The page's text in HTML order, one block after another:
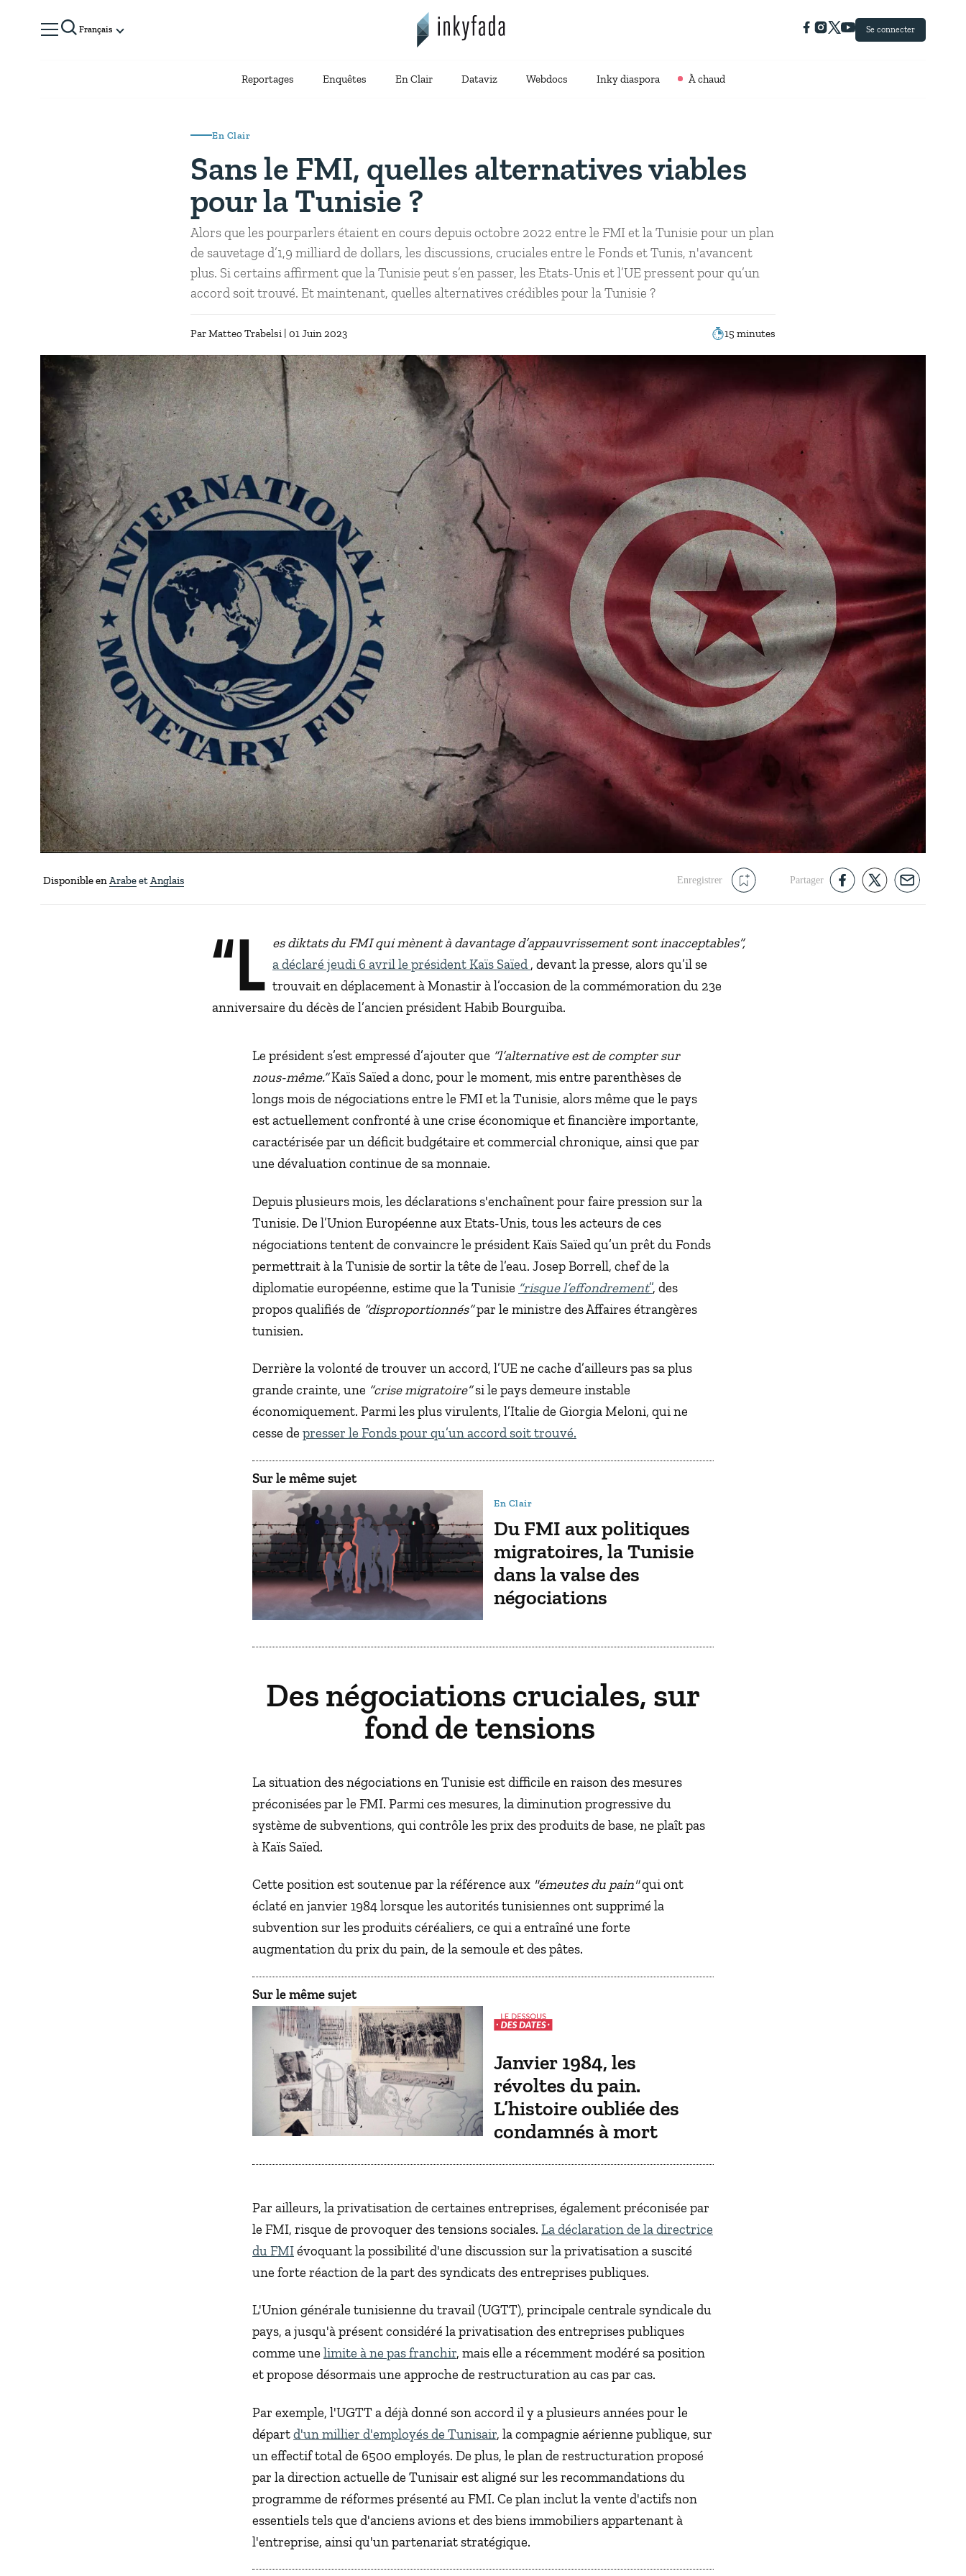
Français Se connecter
Reportages Enquêtes En Clair Dataviz Webdocs Inky diaspora À chaud
En Clair
Sans le FMI, quelles alternatives viables
pour la Tunisie ?
Alors que les pourparlers étaient en cours depuis octobre 2022 entre le FMI et la Tunisie pour un plan
de sauvetage d’1,9 milliard de dollars, les discussions, cruciales entre le Fonds et Tunis, n'avancent
plus. Si certains affirment que la Tunisie peut s’en passer, les Etats-Unis et l’UE pressent pour qu’un
accord soit trouvé. Et maintenant, quelles alternatives crédibles pour la Tunisie ?
ParMatteo Trabelsi | 01 Juin 2023 15 minutes
Disponible en Arabe Anglais Enregistrer Partager
“L es diktats du FMI qui mènent à davantage d’appauvrissement sont inacceptables”,
a déclaré jeudi 6 avril le président Kaïs Saïed , devant la presse, alors qu’il se
trouvait en déplacement à Monastir à l’occasion de la commémoration du 23e
anniversaire du décès de l’ancien président Habib Bourguiba.
Le président s’est empressé d’ajouter que “l’alternative est de compter sur
nous-même.”Kaïs Saïed a donc, pour le moment, mis entre parenthèses de
longs mois de négociations entre le FMI et la Tunisie, alors même que le pays
est actuellement confronté à une crise économique et financière importante,
caractérisée par un déficit budgétaire et commercial chronique, ainsi que par
une dévaluation continue de sa monnaie.
Depuis plusieurs mois, les déclarations s'enchaînent pour faire pression sur la
Tunisie. De l’Union Européenne aux Etats-Unis, tous les acteurs de ces
négociations tentent de convaincre le président Kaïs Saïed qu’un prêt du Fonds
permettrait à la Tunisie de sortir la tête de l’eau. Josep Borrell, chef de la
diplomatie européenne, estime que la Tunisie “risque l’effondrement”, des
propos qualifiés de “disproportionnés”par le ministre des Affaires étrangères
tunisien.
Derrière la volonté de trouver un accord, l’UE ne cache d’ailleurs pas sa plus
grande crainte, une “crise migratoire”si le pays demeure instable
économiquement. Parmi les plus virulents, l’Italie de Giorgia Meloni, qui ne
cesse de presser le Fonds pour qu’un accord soit trouvé.
Sur le même sujet
En Clair
Du FMI aux politiques
migratoires, la Tunisie
dans la valse des
négociations
Des négociations cruciales, sur
fond de tensions
La situation des négociations en Tunisie est difficile en raison des mesures
préconisées par le FMI. Parmi ces mesures, la diminution progressive du
système de subventions, qui contrôle les prix des produits de base, ne plaît pas
à Kaïs Saïed.
Cette position est soutenue par la référence aux "émeutes du pain"qui ont
éclaté en janvier 1984 lorsque les autorités tunisiennes ont supprimé la
subvention sur les produits céréaliers, ce qui a entraîné une forte
augmentation du prix du pain, de la semoule et des pâtes.
Sur le même sujet
Janvier 1984, les
révoltes du pain.
L’histoire oubliée des
condamnés à mort
Par ailleurs, la privatisation de certaines entreprises, également préconisée par
le FMI, risque de provoquer des tensions sociales. La déclaration de la directrice
du FMIévoquant la possibilité d'une discussion sur la privatisation a suscité
une forte réaction de la part des syndicats des entreprises publiques.
L'Union générale tunisienne du travail (UGTT), principale centrale syndicale du
pays, a jusqu'à présent considéré la privatisation des entreprises publiques
comme une limite à ne pas franchir, mais elle a récemment modéré sa position
et propose désormais une approche de restructuration au cas par cas.
Par exemple, l'UGTT a déjà donné son accord il y a plusieurs années pour le
départd'un millier d'employés de Tunisair, la compagnie aérienne publique, sur
un effectif total de 6500 employés. De plus, le plan de restructuration proposé
par la direction actuelle de Tunisair est aligné sur les recommandations du
programme de réformes présenté au FMI. Ce plan inclut la vente d'actifs non
essentiels tels que d'anciens avions et des biens immobiliers appartenant à
l'entreprise, ainsi qu'un partenariat stratégique.